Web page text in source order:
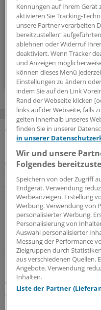
Neues wagen: In
Geschichten
vier Mal
Zum
MEHR ZUM
Porträt
Traumberuf Arzt: Für
Aleppo nach
Wenn sie den Arztkittel
und Yaman Shehabi
Deshalb versorgen sie
Doch das ist längst nicht
08.08.2026
Sicherheit der
Anpassung der
Kennungen auf Ihrem Gerät
aktivieren Sie Tracking-
unsere Partner verarbeiten
bereitzustellen“
ablehnen oder Widerruf
deaktiviert. Wenn Tracker
und Anzeigen
können dieses Menü
Einstellungen zu ändern
indem Sie auf den Link
Rand der Webseite klicken
links auf der Webseite, falls
gelten innerhalb unseres
finden Sie in unserer
in unserer
Wir und unsere
Folgendes
Speichern von oder Zugriff
Endgerät. Verwendung
Werbeanzeigen. Erstellung
Werbung. Verwendung von
personalisierter Werbung.
Personalisierung von
Auswahl personalisierter
Messung der Performance
Zielgruppen durch
aus verschiedenen Quellen.
Angebote. Verwendung
Inhalten.
Liste der Partner